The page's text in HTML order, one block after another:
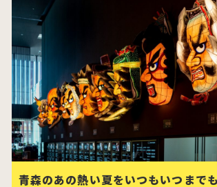
青森のあの熱い夏をいつもいつまで